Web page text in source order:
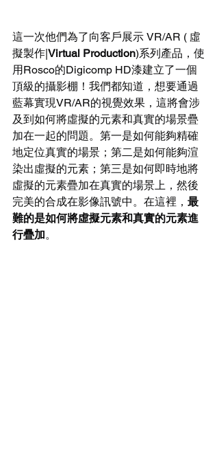
這一次他們為了向客戶展示 VR/AR ( 虛
擬製作| Virtual Production)系列產品，使
用Rosco的Digicomp HD漆建立了一個
頂級的攝影棚！我們都知道，想要通過
藍幕實現VR/AR的視覺效果，這將會涉
及到如何將虛擬的元素和真實的場景疊
加在一起的問題。第一是如何能夠精確
地定位真實的場景；第二是如何能夠渲
染出虛擬的元素；第三是如何即時地將
虛擬的元素疊加在真實的場景上，然後
完美的合成在影像訊號中。在這裡， 最
難的是如何將虛擬元素和真實的元素進
行疊加。